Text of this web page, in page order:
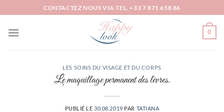
au
contenu
CONTACTEZ NOUS VIA TEL. +33 7 871 658 86
0
LES SOINS DU VISAGE ET DU CORPS
Le maquillage permanent des lèvres.
PUBLIÉ LE 30.08.2019 PAR TATIANA